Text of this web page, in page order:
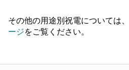
その他の用途別祝電については、
ージをご覧ください。